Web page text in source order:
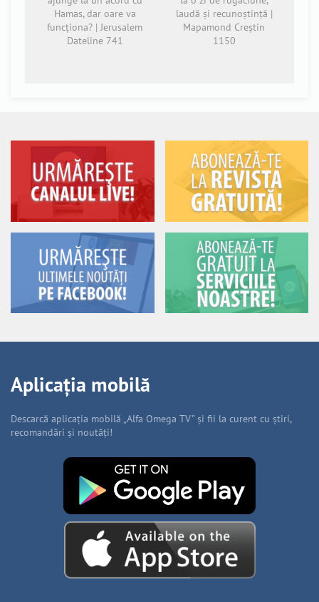
Hamas, dar oare va
funcționa? | Jerusalem
Dateline 741
laudă și recunoștință |
Mapamond Creștin
1150
Aplicația mobilă
Descarcă aplicația mobilă „Alfa Omega TV” și fii la curent cu știri,
recomandări și noutăți!